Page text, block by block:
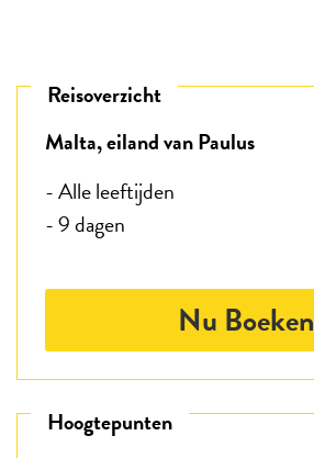
Reisoverzicht
Malta, eiland van Paulus
- Alle leeftijden
- 9 dagen
Nu Boeken
Hoogtepunten